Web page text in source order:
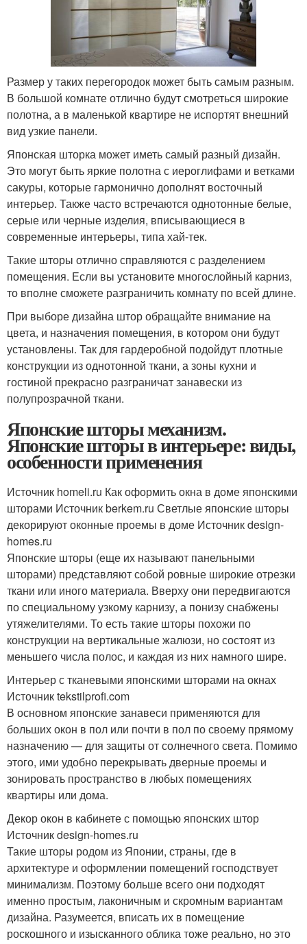
Размер у таких перегородок может быть самым разным.
В большой комнате отлично будут смотреться широкие
полотна, а в маленькой квартире не испортят внешний
вид узкие панели.
Японская шторка может иметь самый разный дизайн.
Это могут быть яркие полотна с иероглифами и ветками
сакуры, которые гармонично дополнят восточный
интерьер. Также часто встречаются однотонные белые,
серые или черные изделия, вписывающиеся в
современные интерьеры, типа хай-тек.
Такие шторы отлично справляются с разделением
помещения. Если вы установите многослойный карниз,
то вполне сможете разграничить комнату по всей длине.
При выборе дизайна штор обращайте внимание на
цвета, и назначения помещения, в котором они будут
установлены. Так для гардеробной подойдут плотные
конструкции из однотонной ткани, а зоны кухни и
гостиной прекрасно разграничат занавески из
полупрозрачной ткани.
Японские шторы механизм.
Японские шторы в интерьере: виды,
особенности применения
Источник homeli.ru Как оформить окна в доме японскими
шторами Источник berkem.ru Светлые японские шторы
декорируют оконные проемы в доме Источник design-
homes.ru
Японские шторы (еще их называют панельными
шторами) представляют собой ровные широкие отрезки
ткани или иного материала. Вверху они передвигаются
по специальному узкому карнизу, а понизу снабжены
утяжелителями. То есть такие шторы похожи по
конструкции на вертикальные жалюзи, но состоят из
меньшего числа полос, и каждая из них намного шире.
Интерьер с тканевыми японскими шторами на окнах
Источник tekstilprofi.com
В основном японские занавеси применяются для
больших окон в пол или почти в пол по своему прямому
назначению — для защиты от солнечного света. Помимо
этого, ими удобно перекрывать дверные проемы и
зонировать пространство в любых помещениях
квартиры или дома.
Декор окон в кабинете с помощью японских штор
Источник design-homes.ru
Такие шторы родом из Японии, страны, где в
архитектуре и оформлении помещений господствует
минимализм. Поэтому больше всего они подходят
именно простым, лаконичным и скромным вариантам
дизайна. Разумеется, вписать их в помещение
роскошного и изысканного облика тоже реально, но это